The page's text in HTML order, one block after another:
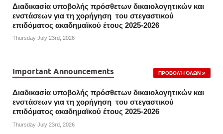
Διαδικασία υποβολής πρόσθετων δικαιολογητικών και
ενστάσεων για τη χορήγηση του στεγαστικού
επιδόματος ακαδημαϊκού έτους 2025-2026
Thursday July 23rd, 2026
Important Announcements ΠΡΟΒΟΛΉ ΌΛΩΝ
Διαδικασία υποβολής πρόσθετων δικαιολογητικών και
ενστάσεων για τη χορήγηση του στεγαστικού
επιδόματος ακαδημαϊκού έτους 2025-2026
Thursday July 23rd, 2026